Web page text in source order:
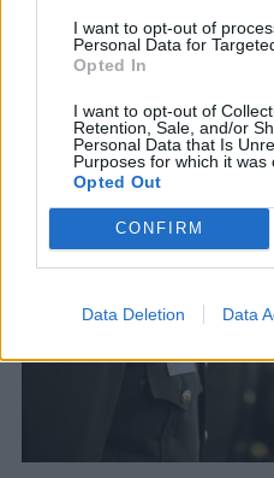
I want to opt-out of
Personal Data for
Opted In
I want to opt-out of
Retention, Sale, and/or
Personal Data that Is
Purposes for which it was
Opted Out
CONFIRM
Data Deletion Data
απόστρατους.
11 ΔΕΚ. 2015, 19:54